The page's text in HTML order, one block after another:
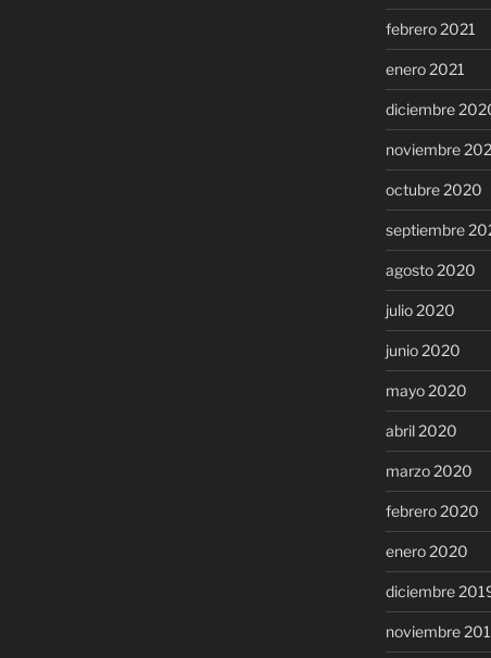
febrero 2021
enero 2021
diciembre
noviembre
octubre 2020
septiembre
agosto 2020
julio 2020
junio 2020
mayo 2020
abril 2020
marzo 2020
febrero 2020
enero 2020
diciembre
noviembre